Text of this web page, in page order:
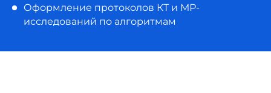
Оформление протоколов КТ и МР-
исследований по алгоритмам